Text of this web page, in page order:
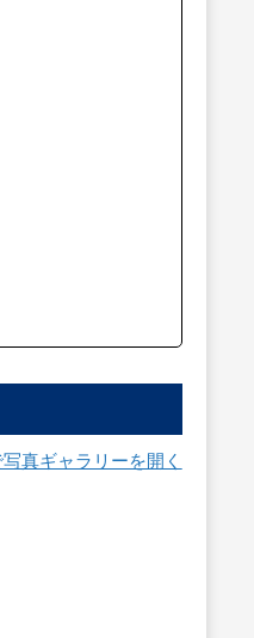
真ギャラリーを開く